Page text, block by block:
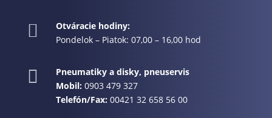

Otváracie hodiny:
Pondelok – Piatok: 07,00 – 16,00 hod

Pneumatiky a disky, pneuservis
Mobil: 0903 479 327
Telefón/Fax:00421 32 658 56 00